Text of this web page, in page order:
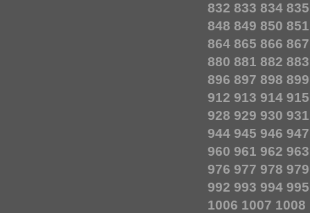
832 833 834 835
848 849 850 851
864 865 866 867
880 881 882 883
896 897 898 899
912 913 914 915
928 929 930 931
944 945 946 947
960 961 962 963
976 977 978 979
992 993 994 995
1006 1007 1008